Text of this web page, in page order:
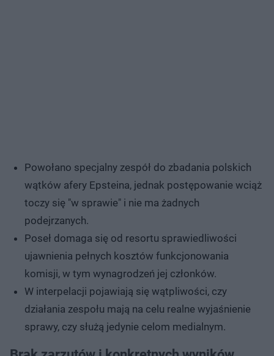
Powołano specjalny zespół do zbadania polskich
wątków afery Epsteina, jednak postępowanie wciąż
toczy się "w sprawie" i nie ma żadnych
podejrzanych.
Poseł domaga się od resortu sprawiedliwości
ujawnienia pełnych kosztów funkcjonowania
komisji, w tym wynagrodzeń jej członków.
W interpelacji pojawiają się wątpliwości, czy
działania zespołu mają na celu realne wyjaśnienie
sprawy, czy służą jedynie celom medialnym.